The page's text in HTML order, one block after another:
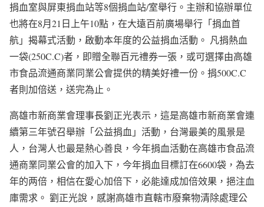
捐血室與屏東捐血站等8個捐血站/室舉行。主辦和協辦單位
也將在8月21日上午10點，在大遠百前廣場舉行「捐血首
航」揭幕式活動，啟動本年度的公益捐血活動。 凡捐熱血
一袋(250C.C)者，即贈全聯百元禮券一張，或可選擇由高雄
市食品流通商業同業公會提供的精美好禮一份。捐500C.C
者則加倍送，送完為止。
高雄市新商業會理事長劉正光表示，這是高雄市新商業會連
續第三年號召舉辦「公益捐血」活動，台灣最美的風景是
人，台灣人也最是熱心善良，今年捐血活動在高雄市食品流
通商業同業公會的加入下，今年捐血目標訂在6600袋，為去
年的两倍，相信在愛心加倍下，必能達成加倍效果，挹注血
庫需求。 劉正光說，感謝高雄市直轄市廢棄物清除處理公